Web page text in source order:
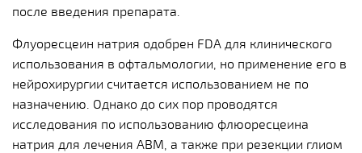
после введения препарата.
Флуоресцеин натрия одобрен FDA для клинического
использования в офтальмологии, но применение его в
нейрохирургии считается использованием не по
назначению. Однако до сих пор проводятся
исследования по использованию флюоресцеина
натрия для лечения АВМ, а также при резекции глиом